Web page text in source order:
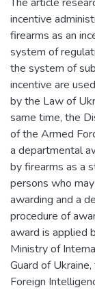
incentive
firearms as an
system of
the system of
incentive are
by the Law of
same time, the
of the Armed
a departmental
by firearms as a
persons who
awarding and a
procedure of
award is applied
Ministry of
Guard of
Foreign